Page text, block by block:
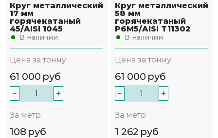
Круг металлический
17 мм
горячекатаный
45/AISI 1045
В наличии
Цена за тонну
61 000 руб
− +
За метр
108 руб
Круг металлический
58 мм
горячекатаный
Р6М5/AISI T11302
В наличии
Цена за тонну
61 000 руб
− +
За метр
1 262 руб